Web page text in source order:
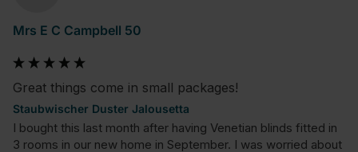
Mrs E C Campbell 50
Great things come in small packages!
Staubwischer Duster Jalousetta
I bought this last month after having Venetian blinds fitted in
3 rooms in our new home in September. I was worried about